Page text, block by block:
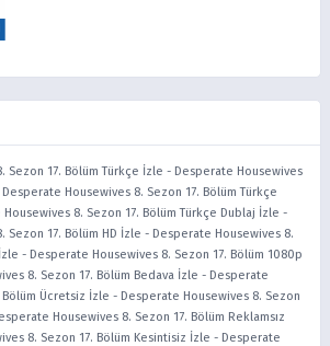
Sezon 17. Bölüm Türkçe İzle - Desperate Housewives
Desperate Housewives 8. Sezon 17. Bölüm Türkçe
8. Sezon 17. Bölüm Türkçe Dublaj İzle -
Sezon 17. Bölüm HD İzle - Desperate Housewives 8.
- Desperate Housewives 8. Sezon 17. Bölüm 1080p
8. Sezon 17. Bölüm Bedava İzle - Desperate
Bölüm Ücretsiz İzle - Desperate Housewives 8. Sezon
Housewives 8. Sezon 17. Bölüm Reklamsız
8. Sezon 17. Bölüm Kesintisiz İzle - Desperate